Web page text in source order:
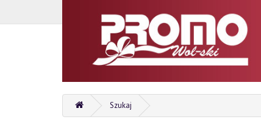
Szukaj